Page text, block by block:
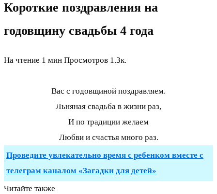
Короткие поздравления на
годовщину свадьбы 4 года
На чтение 1 мин Просмотров 1.3к.
Вас с годовщиной поздравляем.
Льняная свадьба в жизни раз,
И по традиции желаем
Любви и счастья много раз.
Проведите увлекательно время с ребенком вместе с
телеграм каналом «Загадки для детей»
Читайте также